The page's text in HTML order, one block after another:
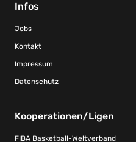
Infos
Jobs
Kontakt
Impressum
Datenschutz
Kooperationen/Ligen
FIBA Basketball-Weltverband